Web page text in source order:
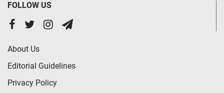
FOLLOW US
About Us
Editorial Guidelines
Privacy Policy